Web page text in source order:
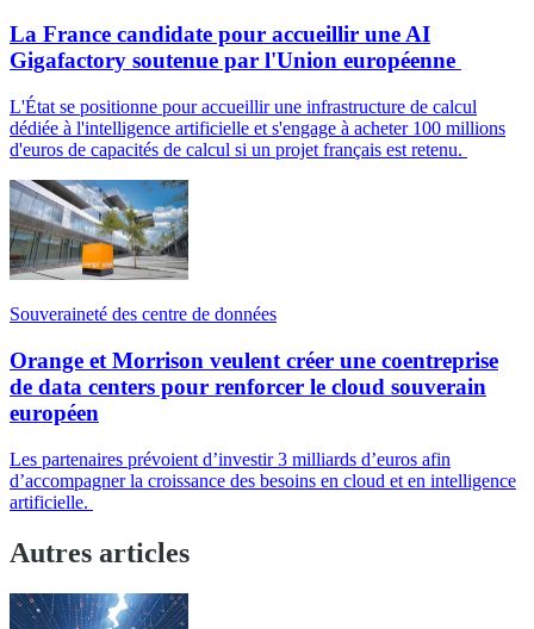
La France candidate pour accueillir une AI
Gigafactory soutenue par l'Union européenne
L'État se positionne pour accueillir une infrastructure de calcul
dédiée à l'intelligence artificielle et s'engage à acheter 100 millions
d'euros de capacités de calcul si un projet français est retenu.
Souveraineté des centre de données
Orange et Morrison veulent créer une coentreprise
de data centers pour renforcer le cloud souverain
européen
Les partenaires prévoient d’investir 3 milliards d’euros afin
d’accompagner la croissance des besoins en cloud et en intelligence
artificielle.
Autres articles